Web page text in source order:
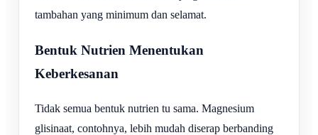
tambahan yang minimum dan selamat.
Bentuk Nutrien Menentukan
Keberkesanan
Tidak semua bentuk nutrien tu sama. Magnesium
glisinaat, contohnya, lebih mudah diserap berbanding